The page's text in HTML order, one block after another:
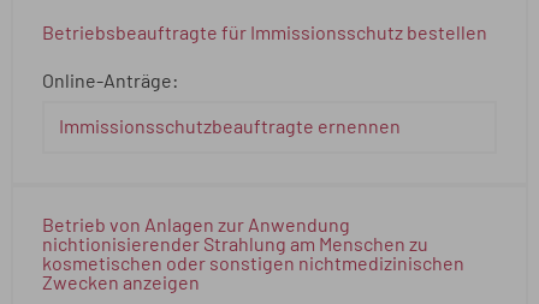
Betriebsbeauftragte für Immissionsschutz bestellen
Online-Anträge:
Immissionsschutzbeauftragte ernennen
Betrieb von Anlagen zur Anwendung
nichtionisierender Strahlung am Menschen zu
kosmetischen oder sonstigen nichtmedizinischen
Zwecken anzeigen